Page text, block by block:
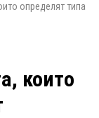
определят типа
които